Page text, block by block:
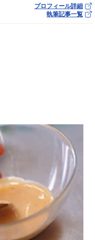
プロフィール詳細
執筆記事一覧